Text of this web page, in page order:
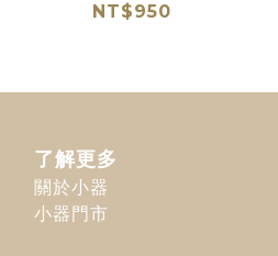
NT$950
了解更多
關於小器
小器門市